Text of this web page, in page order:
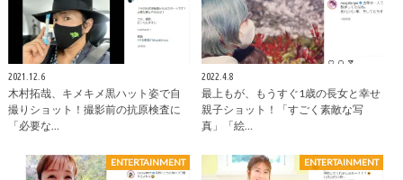
2021.12.6
木村拓哉、キメキメ黒ハット姿で自
撮りショット！撮影前の抗原検査に
「必要な…
2022.4.8
最上もが、もうすぐ1歳の長女と幸せ
親子ショット！「すごく素敵な写
真」「絵…
ENTERTAINMENT ENTERTAINMENT